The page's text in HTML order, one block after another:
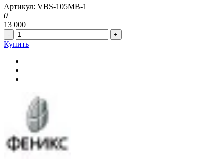
Артикул: VBS-105MB-1
0
13 000
- +
Купить